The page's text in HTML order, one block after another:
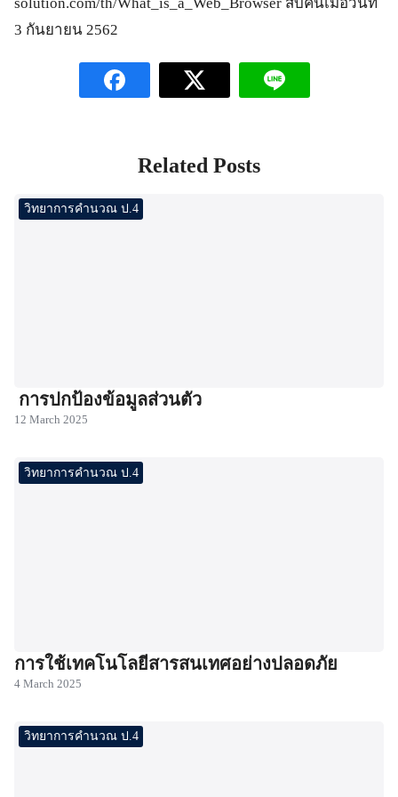
3 กันยายน 2562
Related Posts
วิทยาการคำนวณ ป.4
การปกป้องข้อมูลส่วนตัว
12 March 2025
วิทยาการคำนวณ ป.4
การใช้เทคโนโลยีสารสนเทศอย่างปลอดภัย
4 March 2025
วิทยาการคำนวณ ป.4